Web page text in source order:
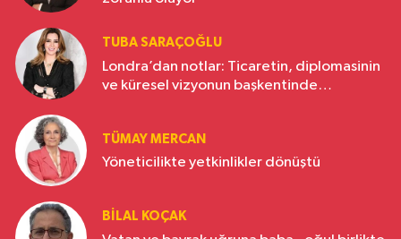
TUBA SARAÇOĞLU
Londra’dan notlar: Ticaretin, diplomasinin
ve küresel vizyonun başkentinde
TÜMAY MERCAN
Yöneticilikte yetkinlikler dönüştü
BILAL KOÇAK